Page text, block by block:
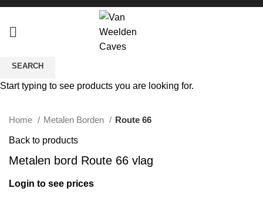
Click to enlarge
Home Metalen Borden Route 66
Back to products
Metalen bord Route 66 vlag
Login to see prices
SEARCH
Start typing to see products you are looking for.